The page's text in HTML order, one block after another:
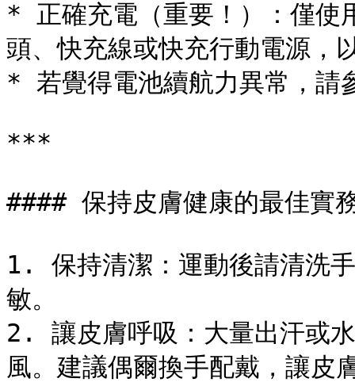
* 正確充電（重要！）：僅
頭、快充線或快充行動電源，
* 若覺得電池續航力異常，請
***
#### 保持皮膚健康的最佳實
1. 保持清潔：運動後請清洗
敏。
2. 讓皮膚呼吸：大量出汗或
風。建議偶爾換手配戴，讓皮